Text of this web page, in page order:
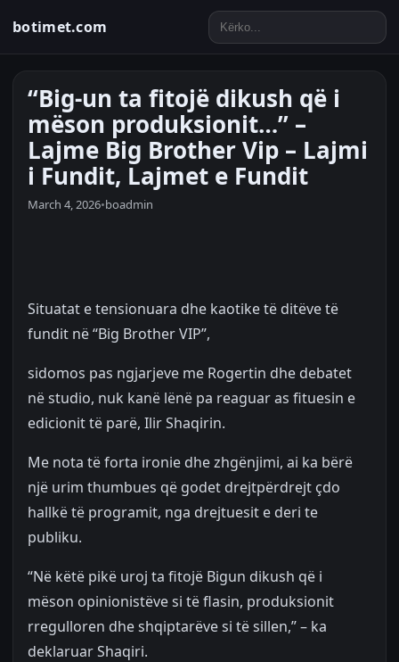
botimet.com
“Big-un ta fitojë dikush që i
mëson produksionit…” –
Lajme Big Brother Vip – Lajmi
i Fundit, Lajmet e Fundit
March 4, 2026•boadmin
Situatat e tensionuara dhe kaotike të ditëve të
fundit në “Big Brother VIP”,
sidomos pas ngjarjeve me Rogertin dhe debatet
në studio, nuk kanë lënë pa reaguar as fituesin e
edicionit të parë, Ilir Shaqirin.
Me nota të forta ironie dhe zhgënjimi, ai ka bërë
një urim thumbues që godet drejtpërdrejt çdo
hallkë të programit, nga drejtuesit e deri te
publiku.
“Në këtë pikë uroj ta fitojë Bigun dikush që i
mëson opinionistëve si të flasin, produksionit
rregulloren dhe shqiptarëve si të sillen,” – ka
deklaruar Shaqiri.